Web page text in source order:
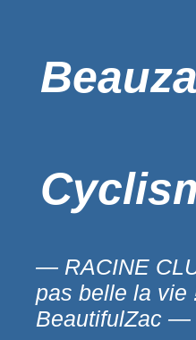
— RACINE
pas belle la
BeautifulZac —